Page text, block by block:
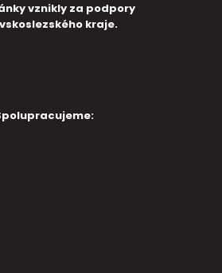
vznikly za podpory
kraje.